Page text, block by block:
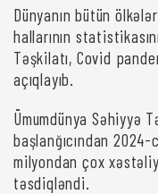
Dünyanın bütün
hallarının
Təşkilatı, Covid
açıqlayıb.
Ümumdünya Səhiyyə
başlanğıcından
milyondan çox
təsdiqləndi.